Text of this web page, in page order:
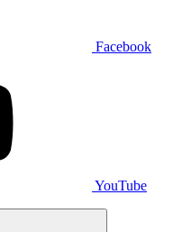
Facebook
YouTube